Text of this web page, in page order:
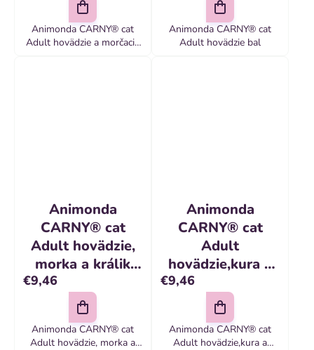
Animonda CARNY® cat
Adult hovädzie a morčacie
Animonda CARNY® cat
Adult hovädzie bal
Animonda
CARNY® cat
Adult hovädzie,
morka a králik
bal. 6 x 200 g
konzerva
€9,46
Animonda CARNY® cat
Adult hovädzie, morka a
Animonda
CARNY® cat
Adult
hovädzie,kura a
kačacie srdiečka
bal. 6 x 200 g
konzerva
€9,46
Animonda CARNY® cat
Adult hovädzie,kura a